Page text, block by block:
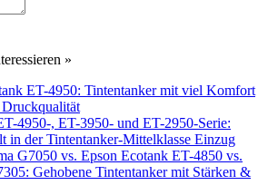
»
ET-4950: Tintentanker mit viel Komfort
Druckqualität
4950-, ET-3950- und ET-2950-Serie:
in der Tintentanker-Mittelklasse Einzug
G7050 vs. Epson Ecotank ET-4850 vs.
Gehobene Tintentanker mit Stärken &